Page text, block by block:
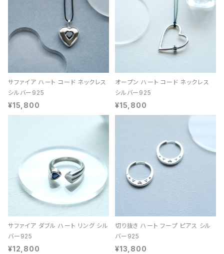
サファイア ハート コード ネックレス
シルバー925
¥15,800
オープン ハート コード ネックレス
シルバー925
¥15,800
サファイア ダブル ハート リング シル
バー925
¥12,800
切り抜き ハート フープ ピアス シル
バー925
¥13,800